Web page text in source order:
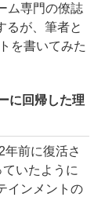
ム専門の僚誌
るが、筆者と
を書いてみた
に回帰した理
前に復活さ
いたように
インメントの